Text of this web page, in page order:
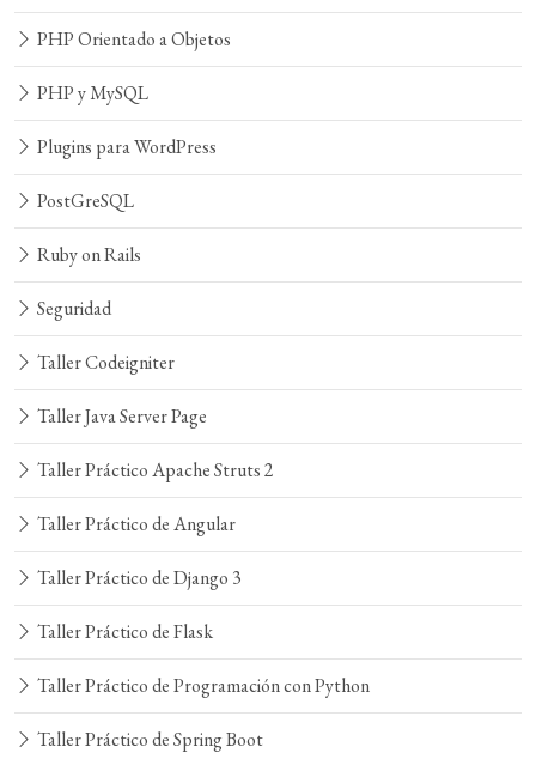
PHP Orientado a Objetos
PHP y MySQL
Plugins para WordPress
PostGreSQL
Ruby on Rails
Seguridad
Taller Codeigniter
Taller Java Server Page
Taller Práctico Apache Struts 2
Taller Práctico de Angular
Taller Práctico de Django 3
Taller Práctico de Flask
Taller Práctico de Programación con Python
Taller Práctico de Spring Boot